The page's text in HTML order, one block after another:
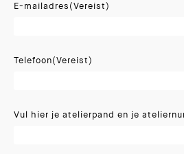
E-mailadres(Vereist)
Telefoon(Vereist)
Vul hier je atelierpand en je